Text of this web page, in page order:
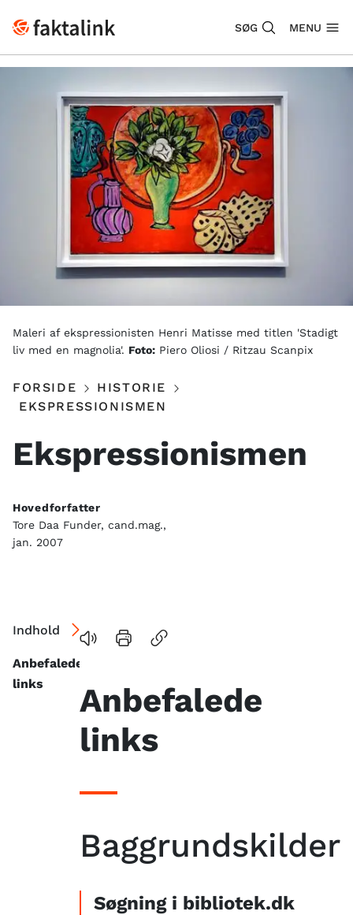
SØG MENU
Maleri af ekspressionisten Henri Matisse med titlen 'Stadigt
liv med en magnolia'. Foto: Piero Oliosi / Ritzau Scanpix
FORSIDE
HISTORIE
EKSPRESSIONISMEN
Ekspressionismen
Hovedforfatter
Tore Daa Funder, cand.mag.,
jan. 2007
Indhold
Anbefalede
links
Anbefalede
links
Baggrundskilder
Søgning i bibliotek.dk